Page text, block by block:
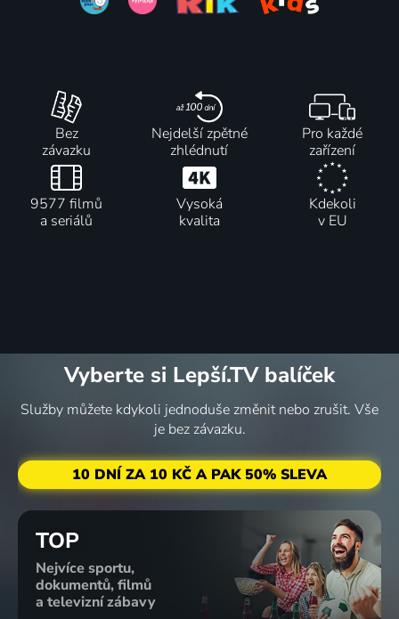
Bez
závazku
Nejdelší zpětné
zhlédnutí
Pro každé
zařízení
9577 filmů
a seriálů
Vysoká
kvalita
Kdekoli
v EU
Vyberte si Lepší.TV balíček
Služby můžete kdykoli jednoduše změnit nebo zrušit. Vše
je bez závazku.
10 DNÍ ZA 10 KČ A PAK 50% SLEVA
TOP
Nejvíce sportu,
dokumentů, filmů
a televizní zábavy